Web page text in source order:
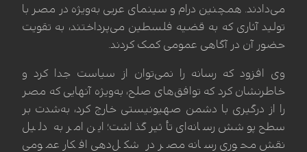
می‌دادند. همچنین درام و سینمای عربی به‌ویژه در مصر با
تولید آثاری که به قضیه فلسطین می‌پرداختند، به تقویت
حضور آن در آگاهی عمومی کمک کردند.
وی افزود که رسانه را نمی‌توان از سیاست جدا کرد و
خاطرنشان کرد که توافق‌های صلح، به‌ویژه آنهایی که مصر
را از درگیری با دشمن صهیونیستی خارج کرد، به‌شدت بر
سطح پوشش رسانه‌ای تأثیر گذاشت؛ این امر به دلیل
نقش محوری رسانه مصر در شکل‌دهی افکار عمومی